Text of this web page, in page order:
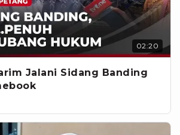
02:20
Jalani Sidang Banding